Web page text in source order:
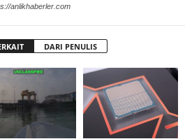
anlikhaberler.com
DARI PENULIS